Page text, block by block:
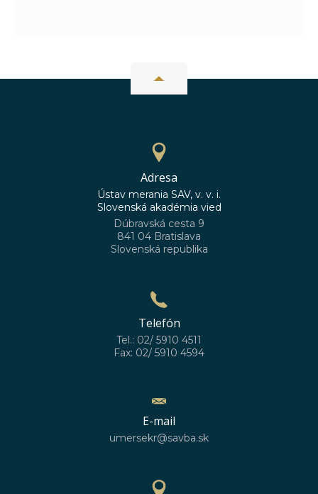
Adresa
Ústav merania SAV, v. v. i.
Slovenská akadémia vied
Dúbravská cesta 9
841 04 Bratislava
Slovenská republika
Telefón
Tel.: 02/ 5910 4511
Fax: 02/ 5910 4594
E-mail
umersekr@savba.sk